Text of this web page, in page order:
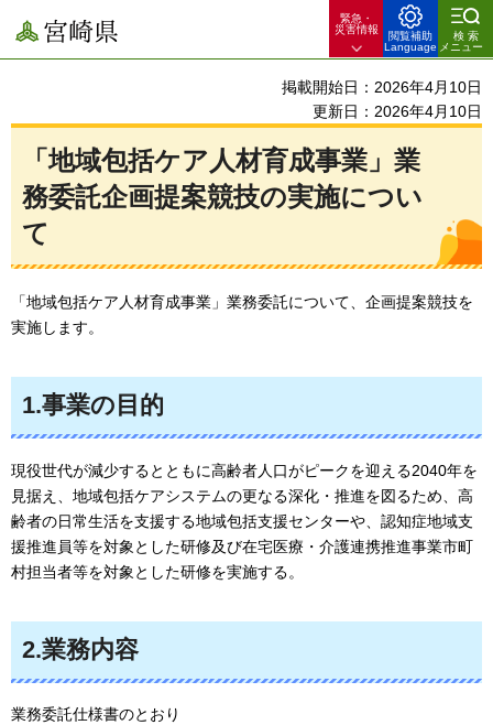
宮崎県
緊急・
災害情報
閲覧補助
Language
検索
メニュー
掲載開始日：2026年4月10日
更新日：2026年4月10日
「地域包括ケア人材育成事業」業
務委託企画提案競技の実施につい
て
「地域包括ケア人材育成事業」業務委託について、企画提案競技を
実施します。
1.事業の目的
現役世代が減少するとともに高齢者人口がピークを迎える2040年を
見据え、地域包括ケアシステムの更なる深化・推進を図るため、高
齢者の日常生活を支援する地域包括支援センターや、認知症地域支
援推進員等を対象とした研修及び在宅医療・介護連携推進事業市町
村担当者等を対象とした研修を実施する。
2.業務内容
業務委託仕様書のとおり